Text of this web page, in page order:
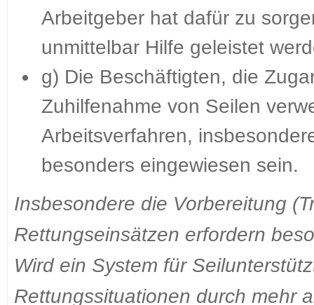
Arbeitgeber hat dafür zu
unmittelbar Hilfe geleistet
g) Die Beschäftigten, die
Zuhilfenahme von Seilen
Arbeitsverfahren,
besonders eingewiesen sein.
Insbesondere die Vorbereitung
Rettungseinsätzen erfordern
Wird ein System für
Rettungssituationen durch mehr